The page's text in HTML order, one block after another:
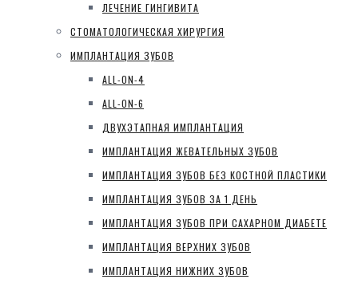
ЛЕЧЕНИЕ ГИНГИВИТА
СТОМАТОЛОГИЧЕСКАЯ ХИРУРГИЯ
ИМПЛАНТАЦИЯ ЗУБОВ
ALL-ON-4
ALL-ON-6
ДВУХЭТАПНАЯ ИМПЛАНТАЦИЯ
ИМПЛАНТАЦИЯ ЖЕВАТЕЛЬНЫХ ЗУБОВ
ИМПЛАНТАЦИЯ ЗУБОВ БЕЗ КОСТНОЙ ПЛАСТИКИ
ИМПЛАНТАЦИЯ ЗУБОВ ЗА 1 ДЕНЬ
ИМПЛАНТАЦИЯ ЗУБОВ ПРИ САХАРНОМ ДИАБЕТЕ
ИМПЛАНТАЦИЯ ВЕРХНИХ ЗУБОВ
ИМПЛАНТАЦИЯ НИЖНИХ ЗУБОВ